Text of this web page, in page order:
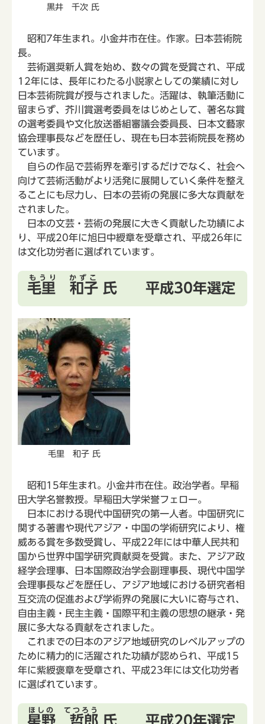
黒井 千次 氏
昭和7年生まれ。小金井市在住。作家。日本芸術院
長。
芸術選奨新人賞を始め、数々の賞を受賞され、平成
12年には、長年にわたる小説家としての業績に対し
日本芸術院賞が授与されました。活躍は、執筆活動に
留まらず、芥川賞選考委員をはじめとして、著名な賞
の選考委員や文化放送番組審議会委員長、日本文藝家
協会理事長などを歴任し、現在も日本芸術院長を務め
ています。
自らの作品で芸術界を牽引するだけでなく、社会へ
向けて芸術活動がより活発に展開していく条件を整え
ることにも尽力し、日本の芸術の発展に多大な貢献を
されました。
日本の文芸・芸術の発展に大きく貢献した功績によ
り、平成20年に旭日中綬章を受章され、平成26年に
は文化功労者に選ばれています。
毛里 和子
もうり かずこ
氏 平成30年選定
毛里 和子 氏
昭和15年生まれ。小金井市在住。政治学者。早稲
田大学名誉教授。早稲田大学栄誉フェロー。
日本における現代中国研究の第一人者。中国研究に
関する著書や現代アジア・中国の学術研究により、権
威ある賞を多数受賞し、平成22年には中華人民共和
国から世界中国学研究貢献奨を受賞。また、アジア政
経学会理事、日本国際政治学会副理事長、現代中国学
会理事長などを歴任し、アジア地域における研究者相
互交流の促進および学術界の発展に大いに寄与され、
自由主義・民主主義・国際平和主義の思想の継承・発
展に多大なる貢献をされました。
これまでの日本のアジア地域研究のレベルアップの
ために精力的に活躍された功績が認められ、平成15
年に紫綬褒章を受章され、平成23年には文化功労者
に選ばれています。
星野 哲郎
ほしの てつろう
氏 平成20年選定